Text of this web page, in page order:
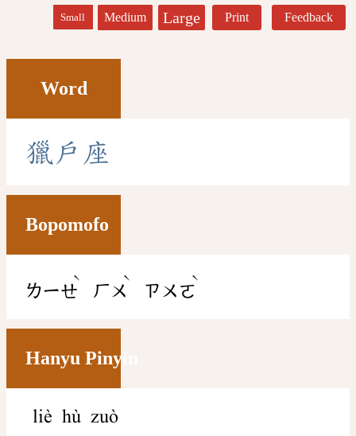
Small Medium Large Print Feedback
Word
獵 戶 座
Bopomofo
ㄌㄧㄝ
ˋ
ㄏㄨ
ˋ
ㄗㄨㄛ
ˋ
Hanyu Pinyin
liè hù zuò